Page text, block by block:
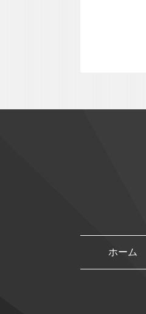
ホーム